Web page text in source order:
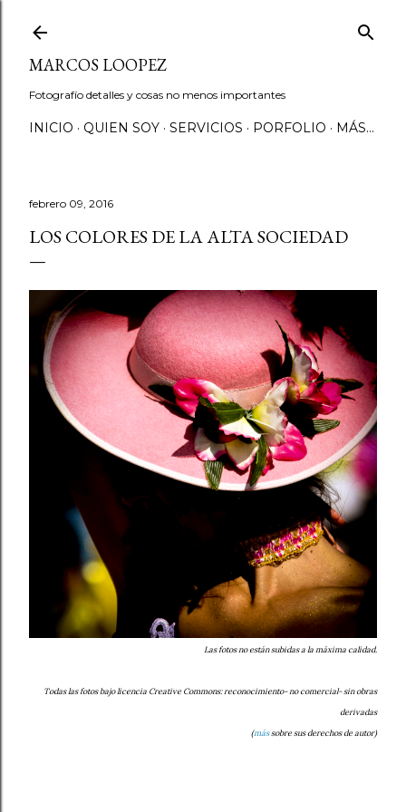
MARCOS LOOPEZ
Fotografío detalles y cosas no menos importantes
INICIO QUIEN SOY SERVICIOS PORFOLIO MÁS…
febrero 09, 2016
LOS COLORES DE LA ALTA SOCIEDAD
Las fotos no están subidas a la máxima calidad.
Todas las fotos bajo licencia Creative Commons: reconocimiento- no comercial- sin obras
derivadas
(mássobre sus derechos de autor)